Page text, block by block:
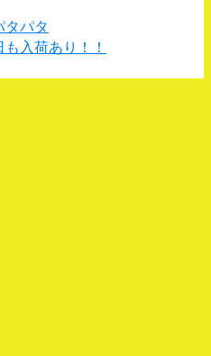
タパタ
も入荷あり！！